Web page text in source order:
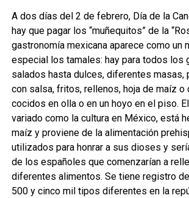
A dos días del 2 de febrero, Día de la
hay que pagar los “muñequitos” de la
gastronomía mexicana aparece como un
especial los tamales: hay para todos los
salados hasta dulces, diferentes masas,
con salsa, fritos, rellenos, hoja de maíz o
cocidos en olla o en un hoyo en el piso.
variado como la cultura en México, está
maíz y proviene de la alimentación
utilizados para honrar a sus dioses y
de los españoles que comenzarían a
diferentes alimentos. Se tiene registro
500 y cinco mil tipos diferentes en la